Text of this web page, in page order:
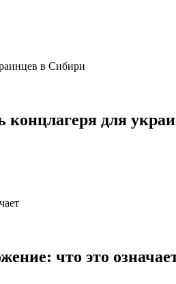
концлагеря для
что это